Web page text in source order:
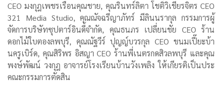
CEO มงกุฎเพชรเรือนคุณชาย, คุณรินทร์ลิตา โชติวิเชียรจิตร CEO
321 Media Studio, คุณณัจฉรีญาภัทร์ มีลินนรากุล กรรมการผู้
จัดการบริษัทซุปตาร์อินดี้จำกัด, คุณธนภร เปลี่ยนชัย CEO ร้าน
ดอกไม้ใบตองลพบุรี, คุณณัฐวีร์ ปุญญ์บวรกุล CEO ขนมเปี๊ยะบ้า
นครูเบิร์ด, คุณสิริพร อิสญา CEO ร้านพี่เนตรกดสิวลพบุรี และคุณ
พงษ์พัฒน์ วงกุฎ อาจารย์โรงเรียนบ้านวังเพลิง ให้เกียรติเป็นประ
คณะกรรมการตัดสิน